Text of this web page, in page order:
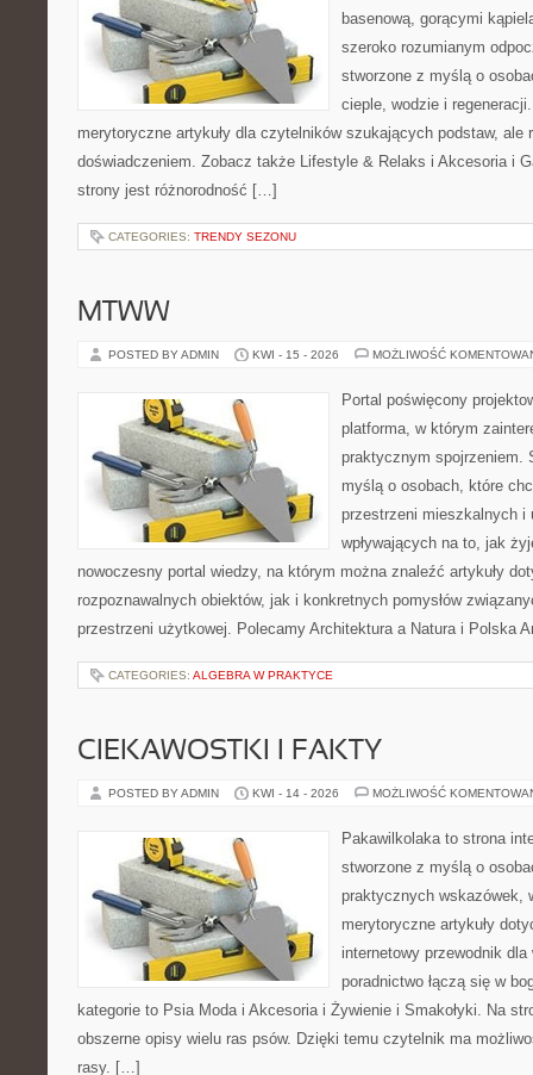
basenową, gorącymi
szeroko rozumianym
stworzone z myślą o
cieple, wodzie i
merytoryczne artykuły dla czytelników szukających podstaw, ale
doświadczeniem. Zobacz także Lifestyle & Relaks i Akcesoria i
strony jest różnorodność […]
CATEGORIES: TRENDY SEZONU
MTWW
POSTED BY ADMIN KWI - 15 - 2026 MOŻLIWOŚĆ
Portal poświęcony
platforma, w którym
praktycznym spojrzeniem.
myślą o osobach, które
przestrzeni mieszkalnych i
wpływających na to, jak
nowoczesny portal wiedzy, na którym można znaleźć artykuły
rozpoznawalnych obiektów, jak i konkretnych pomysłów
przestrzeni użytkowej. Polecamy Architektura a Natura i Polska
CATEGORIES: ALGEBRA W PRAKTYCE
CIEKAWOSTKI I FAKTY
POSTED BY ADMIN KWI - 14 - 2026 MOŻLIWOŚĆ
Pakawilkolaka to strona
stworzone z myślą o
praktycznych wskazówek,
merytoryczne artykuły
internetowy przewodnik
poradnictwo łączą się w
kategorie to Psia Moda i Akcesoria i Żywienie i Smakołyki. Na
obszerne opisy wielu ras psów. Dzięki temu czytelnik ma
rasy. […]